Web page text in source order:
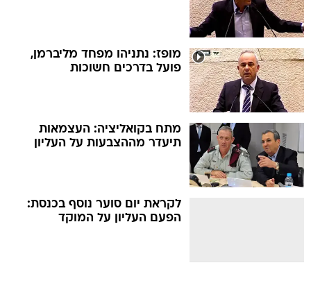
מופז: נתניהו מפחד מליברמן,
פועל בדרכים חשוכות
מתח בקואליציה: העצמאות
תיעדר מההצבעות על העליון
לקראת יום סוער נוסף בכנסת:
הפעם העליון על המוקד